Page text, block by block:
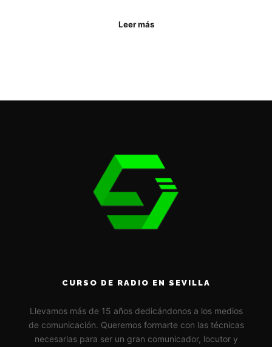
Leer más
CURSO DE RADIO EN SEVILLA
Llevamos más de 15 años dedicándonos a los medios
de comunicación. Queremos formarte con las técnicas
necesarias para ser un gran comunicador, locutor y